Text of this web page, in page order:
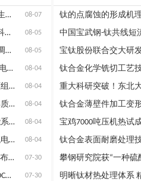
08-07
韩国开发钒电解液生产新工艺：生产时间缩短67%，破解全钒液流电池商业化关键瓶颈
08-05
钒电解液生产效率提升67% 韩国科学技术院开发出新型工艺
08-05
东京大学研究揭示钒晶体对称性调控氢原子量子行为的内在机制
08-04
从活性恢复到流阻优化 全钒液流电池专利密集落地释放技术提速信号
08-04
湖南钒谷、大力储能申请“液流框组件及其组成的电堆”专利
08-04
华能辽宁能源申请“液流电池电解质活性恢复方法”专利
08-04
中电建新能源申请“液流电池储能系统的协调控制方法、装置和电子设备”专利
08-04
山西赛盈储能申请“一种全钒液流电池的电解液流道结构”专利
07-30
安徽众兴申请“一种基于Weibull分布的全钒液流电池变电站过载协同调控方法及系统”专利
07-30
四川伟力得申请“一种液流电池SOC的估算装置、估算系统及估算方法”专利
钛的点腐蚀的形成机
钛合金化学铣切工艺
钛合金表面耐磨处理